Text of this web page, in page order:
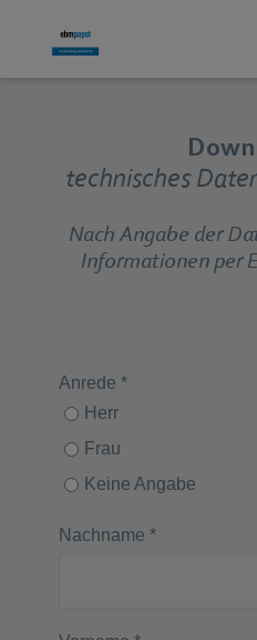
technisches
Nach Angabe der
Informationen per